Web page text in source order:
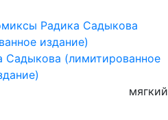
(лимитированное
мягкий